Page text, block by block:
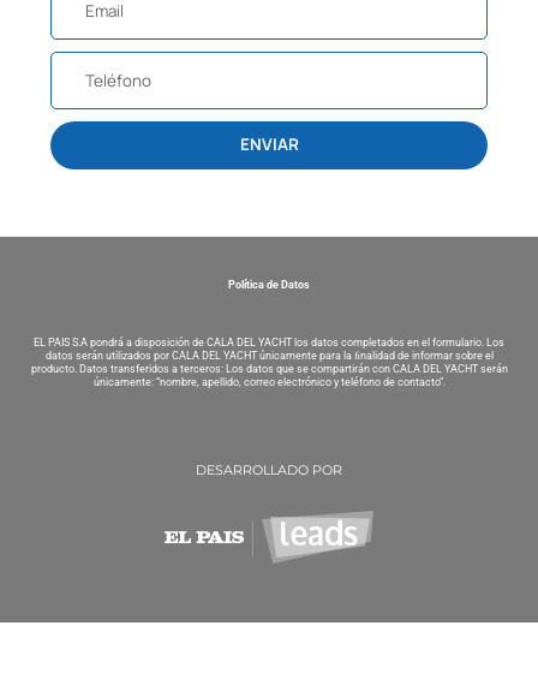
ENVIAR
Política de Datos
EL PAIS S.A pondrá a disposición de CALA DEL YACHT los datos completados en el formulario. Los
datos serán utilizados por CALA DEL YACHT únicamente para la ﬁnalidad de informar sobre el
producto. Datos transferidos a terceros: Los datos que se compartirán con CALA DEL YACHT serán
únicamente: “nombre, apellido, correo electrónico y teléfono de contacto”.
DESARROLLADO POR